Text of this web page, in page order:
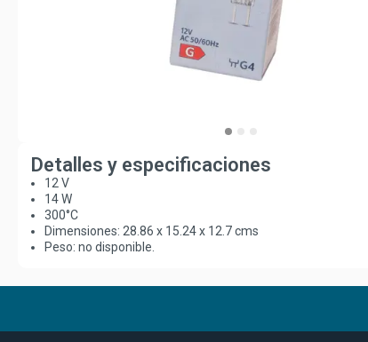
Detalles y especificaciones
12 V
14 W
300°C
Dimensiones: 28.86 x 15.24 x 12.7 cms
Peso: no disponible.